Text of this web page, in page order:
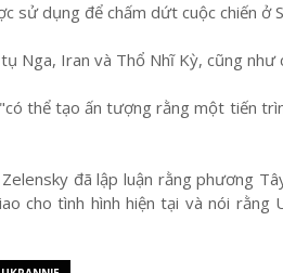
sử dụng để chấm dứt cuộc chiến ở
Nga, Iran và Thổ Nhĩ Kỳ, cũng như
thể tạo ấn tượng rằng một tiến
đã lập luận rằng phương
cho tình hình hiện tại và nói rằng